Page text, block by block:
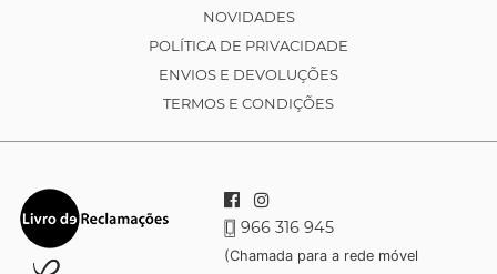
NOVIDADES
POLÍTICA DE PRIVACIDADE
ENVIOS E DEVOLUÇÕES
TERMOS E CONDIÇÕES
966 316 945
(Chamada para a rede móvel